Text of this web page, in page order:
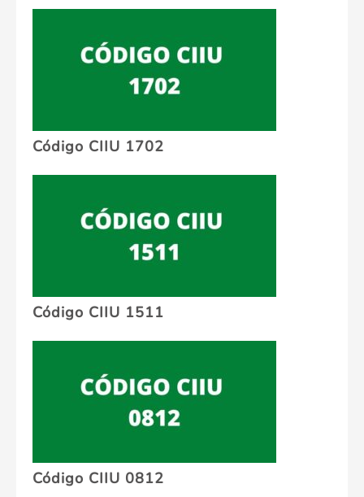
Código CIIU 1702
Código CIIU 1511
Código CIIU 0812